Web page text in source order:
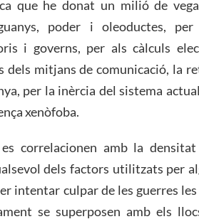
que he donat un milió de
poder i oleoductes,
i governs, per als càlculs
dels mitjans de comunicació, la
per la inèrcia del sistema
xenòfoba.
correlacionen amb la
dels factors utilitzats per
intentar culpar de les guerres
se superposen amb els